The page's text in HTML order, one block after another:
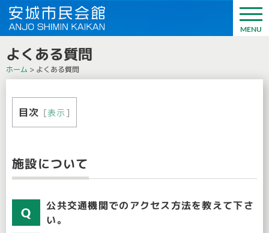
よくある質問
ホーム > よくある質問
目次 [表示 ]
施設について
公共交通機関でのアクセス方法を教えて下さ
い。